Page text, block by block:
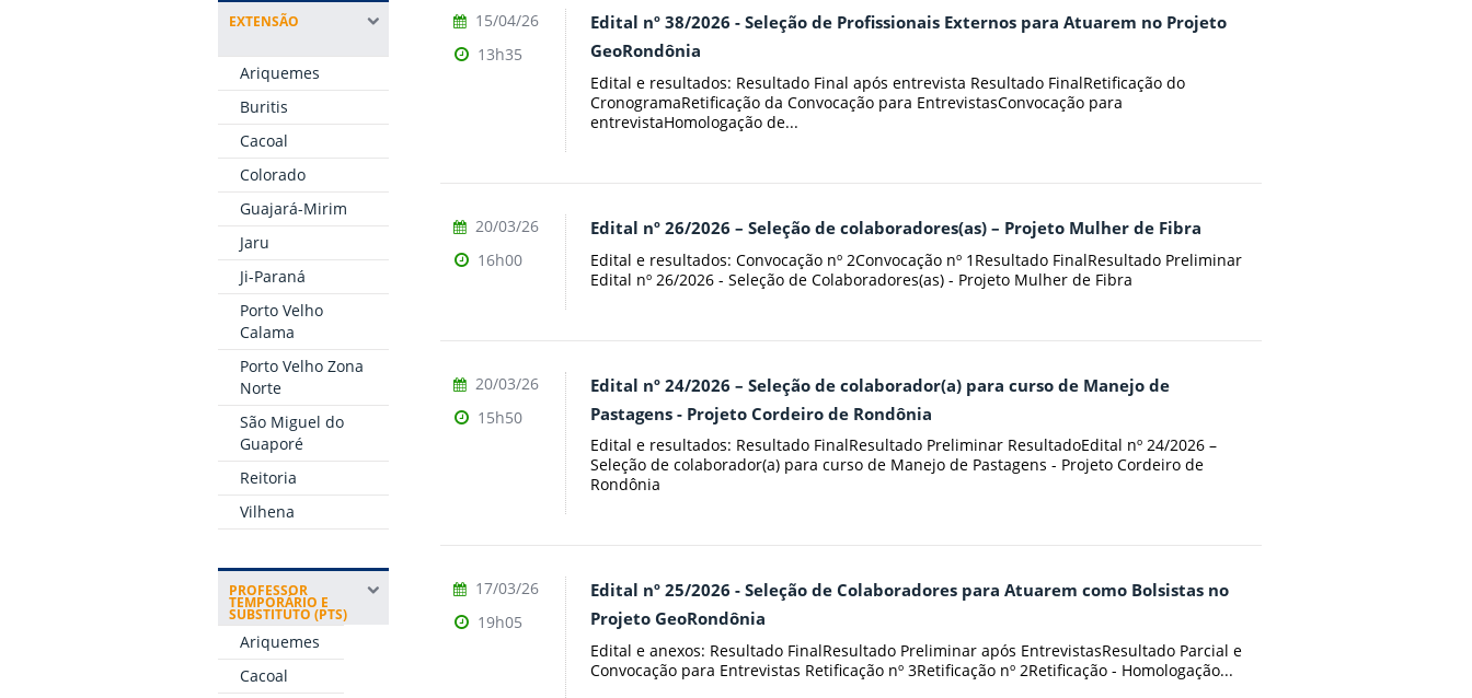
EXTENSÃO
Ariquemes
Buritis
Cacoal
Colorado
Guajará-Mirim
Jaru
Ji-Paraná
Porto Velho
Calama
Porto Velho Zona
Norte
São Miguel do
Guaporé
Reitoria
Vilhena
PROFESSOR
TEMPORÁRIO E
SUBSTITUTO (PTS)
Ariquemes
Cacoal
Edital nº 38/2026 - Seleção de Profissionais Externos para Atuarem no Projeto
GeoRondônia
Edital e resultados: Resultado Final após entrevista Resultado FinalRetificação do
CronogramaRetificação da Convocação para EntrevistasConvocação para
entrevistaHomologação de...
15/04/26
13h35
Edital nº 26/2026 – Seleção de colaboradores(as) – Projeto Mulher de Fibra
Edital e resultados: Convocação nº 2Convocação nº 1Resultado FinalResultado Preliminar
Edital nº 26/2026 - Seleção de Colaboradores(as) - Projeto Mulher de Fibra
20/03/26
16h00
Edital nº 24/2026 – Seleção de colaborador(a) para curso de Manejo de
Pastagens - Projeto Cordeiro de Rondônia
Edital e resultados: Resultado FinalResultado Preliminar ResultadoEdital nº 24/2026 –
Seleção de colaborador(a) para curso de Manejo de Pastagens - Projeto Cordeiro de
Rondônia
20/03/26
15h50
Edital nº 25/2026 - Seleção de Colaboradores para Atuarem como Bolsistas no
Projeto GeoRondônia
Edital e anexos: Resultado FinalResultado Preliminar após EntrevistasResultado Parcial e
Convocação para Entrevistas Retificação nº 3Retificação nº 2Retificação - Homologação...
17/03/26
19h05